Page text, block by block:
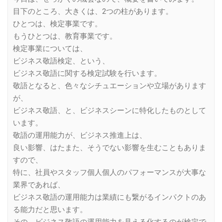
目下のところ、大きくは、2つの柱があります。
ひとつは、検定事業です。
もうひとつは、教育事業です。
検定事業については、
ビジネス敬語検定、という、
ビジネス敬語に関する検定試験を行います。
敬語となると、色々なシチュエーションや立場があります
が、
ビジネス敬語、と、ビジネスシーンに特化したものとして
います。
敬語の運用能力が、ビジネス推進上は、
良い影響、はたまた、そうでない影響を生むこともありま
すので、
特に、社員やスタッフ個人個人のパフォーマンスが大事な
業界であれば、
ビジネス敬語の運用能力は業績にも繋がるインパクトのあ
る能力だと思います。